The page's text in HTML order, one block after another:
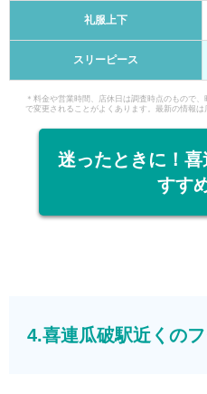
礼服上下
スリーピース
＊料金や営業時間、店休日は調査時点のもので
で変更されることがよくあります。最新の情報は
迷ったときに！
すす
4.喜連瓜破駅近くの